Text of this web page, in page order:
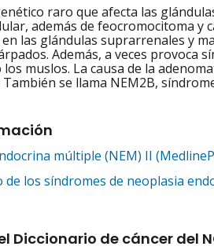
raro que afecta las
además de feocromocitoma
las glándulas suprarrenales y
Además, a veces
los muslos. La causa de la
También se llama NEM2B,
múltiple (NEM) II
los síndromes de neoplasia
Diccionario de cáncer del